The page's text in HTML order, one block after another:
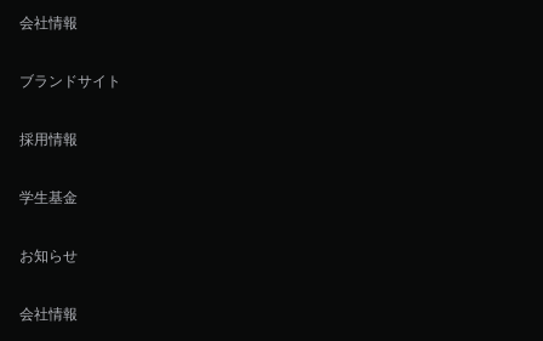
会社情報
ブランドサイト
採用情報
学生基金
お知らせ
会社情報